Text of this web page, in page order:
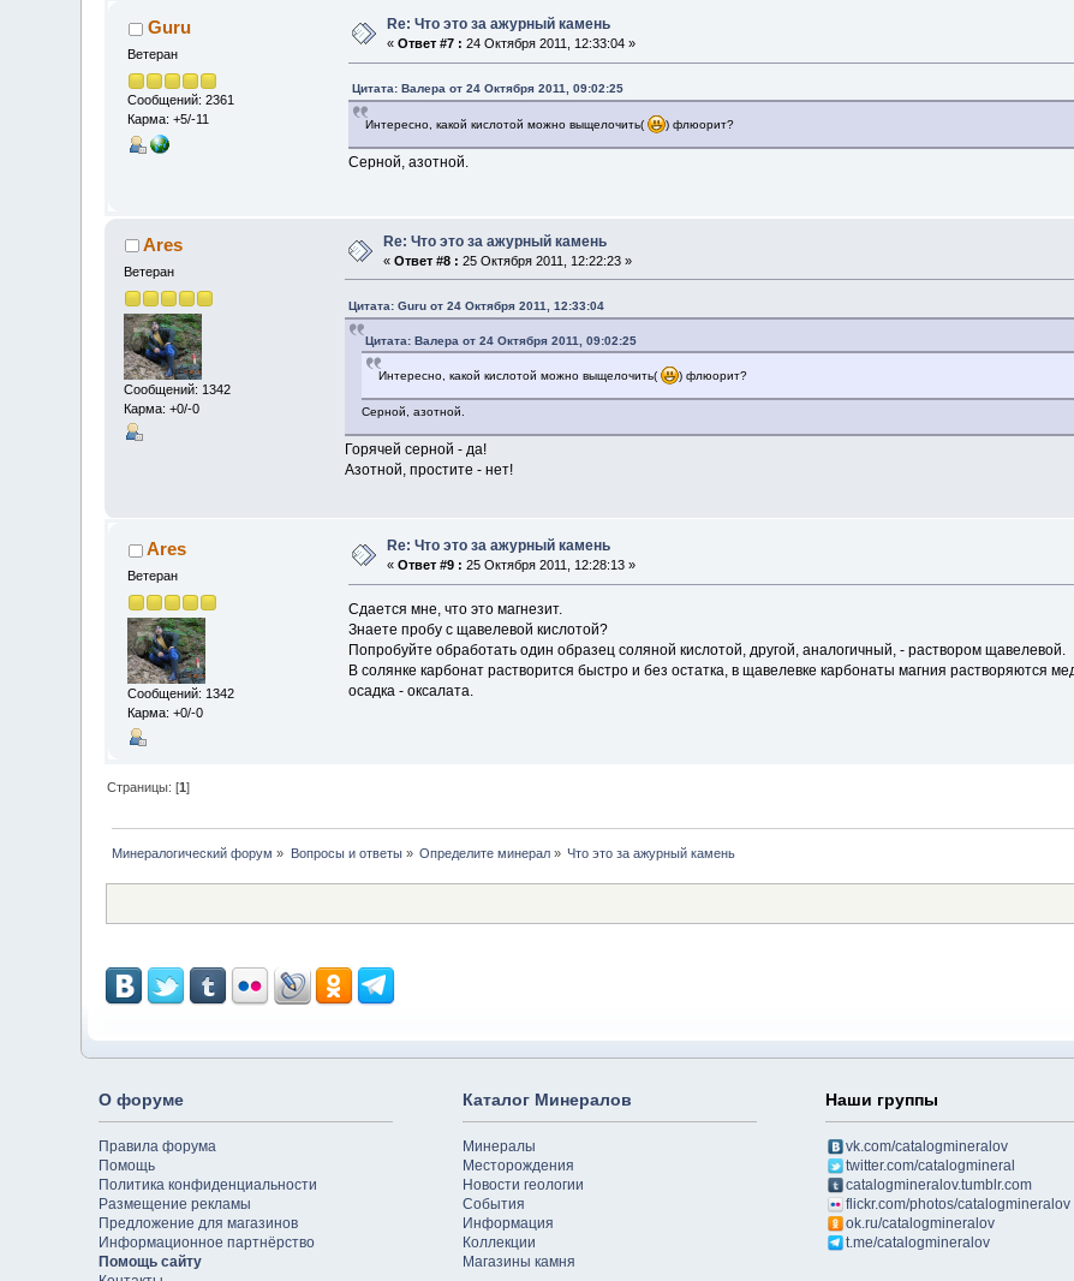
Guru
Ветеран
Сообщений: 2361
Карма: +5/-11
Re: Что это за ажурный камень
«Ответ #7 : 24 Октября 2011, 12:33:04 »
Цитата: Валера от 24 Октября 2011, 09:02:25
Интересно, какой кислотой можно выщелочить( ) флюорит?
Серной, азотной.
Ares
Ветеран
Сообщений: 1342
Карма: +0/-0
Re: Что это за ажурный камень
«Ответ #8 : 25 Октября 2011, 12:22:23 »
Цитата: Guru от 24 Октября 2011, 12:33:04
Цитата: Валера от 24 Октября 2011, 09:02:25
Интересно, какой кислотой можно выщелочить( ) флюорит?
Серной, азотной.
Горячей серной - да!
Азотной, простите - нет!
Ares
Ветеран
Сообщений: 1342
Карма: +0/-0
Re: Что это за ажурный камень
«Ответ #9 : 25 Октября 2011, 12:28:13 »
Сдается мне, что это магнезит.
Знаете пробу с щавелевой кислотой?
Попробуйте обработать один образец соляной кислотой, другой, аналогичный, - раствором щавелевой.
В солянке карбонат растворится быстро и без остатка, в щавелевке карбонаты магния растворяются
осадка - оксалата.
Страницы: [1]
Минералогический форум » Вопросы и ответы» Определите минерал » Что это за ажурный камень
О форуме
Правила форума
Помощь
Политика конфиденциальности
Размещение рекламы
Предложение для магазинов
Информационное партнёрство
Помощь сайту
Каталог Минералов
Минералы
Месторождения
Новости геологии
События
Информация
Коллекции
Магазины камня
Наши группы
vk.com/catalogmineralov
twitter.com/catalogmineral
catalogmineralov.tumblr.com
flickr.com/photos/catalogmineralov
ok.ru/catalogmineralov
t.me/catalogmineralov